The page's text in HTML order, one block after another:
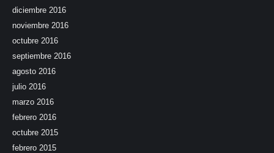
diciembre 2016
noviembre 2016
octubre 2016
septiembre 2016
agosto 2016
julio 2016
marzo 2016
febrero 2016
octubre 2015
febrero 2015